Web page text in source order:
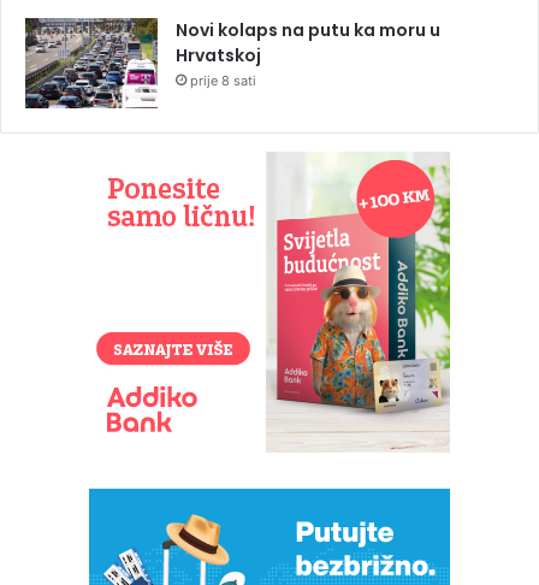
Novi kolaps na putu ka moru u
Hrvatskoj
prije 8 sati